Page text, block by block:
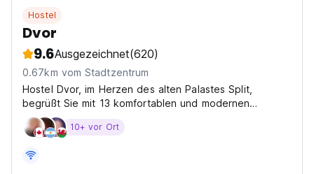
Hostel
Dvor
9.6Ausgezeichnet(620)
0.67km vom Stadtzentrum
Hostel Dvor, im Herzen des alten Palastes Split,
begrüßt Sie mit 13 komfortablen und modernen
Zimmern.
10+ vor Ort